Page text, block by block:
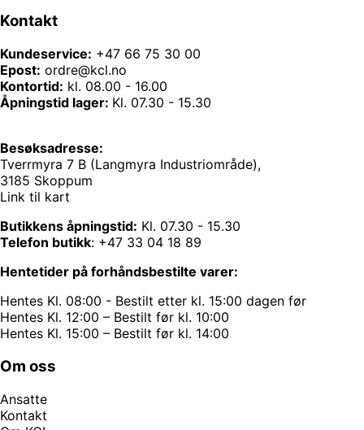
Kontakt
Kundeservice: +47 66 75 30 00
Epost: ordre@kcl.no
Kontortid: kl. 08.00 - 16.00
Åpningstid lager: Kl. 07.30 - 15.30
Besøksadresse:
Tverrmyra 7 B (Langmyra Industriområde),
3185 Skoppum
Link til kart
Butikkens åpningstid: Kl. 07.30 - 15.30
Telefon butikk: +47 33 04 18 89
Hentetider på forhåndsbestilte varer:
Hentes Kl. 08:00 - Bestilt etter kl. 15:00 dagen før
Hentes Kl. 12:00 – Bestilt før kl. 10:00
Hentes Kl. 15:00 – Bestilt før kl. 14:00
Om oss
Ansatte
Kontakt